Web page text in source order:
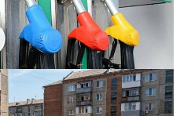
водителей Одессы: на АЗС
2